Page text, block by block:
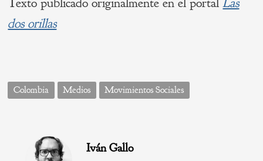
dos orillas
Colombia Medios Movimientos Sociales
Iván Gallo